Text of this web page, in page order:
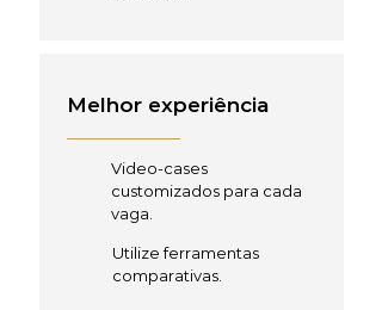
Melhor experiência
Video-cases
customizados para cada
vaga.
Utilize ferramentas
comparativas.